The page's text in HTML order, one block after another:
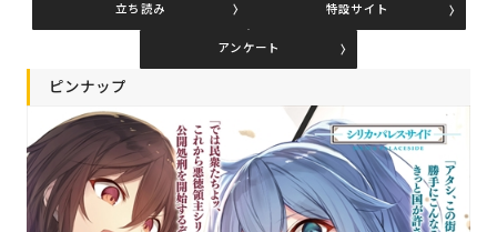
コミックエッセイ
立ち読み 特設サイト
アンケート
ピンナップ